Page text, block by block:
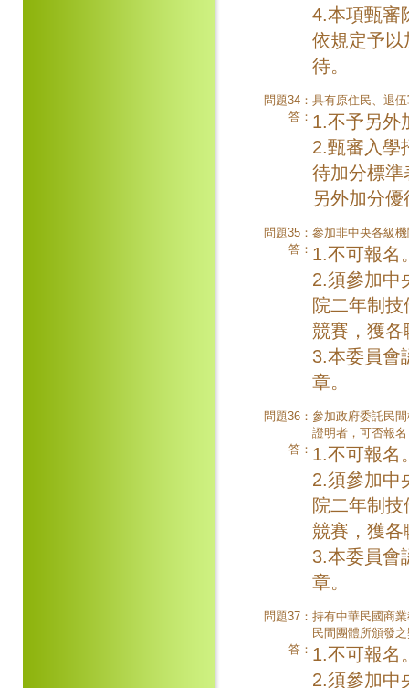
4.本項甄審
依規定予以
待。
問題34： 具有原住民、退
答： 1.不予另外
2.甄審入學
待加分標準
另外加分優
問題35： 參加非中央各級
答： 1.不可報名
2.須參加中
院二年制
競賽，獲各
3.本委員會
章。
問題36： 參加政府委託民
證明者，可否報名
答： 1.不可報名
2.須參加中
院二年制
競賽，獲各
3.本委員會
章。
問題37： 持有中華民國商
民間團體所頒發
答： 1.不可報名
2.須參加中